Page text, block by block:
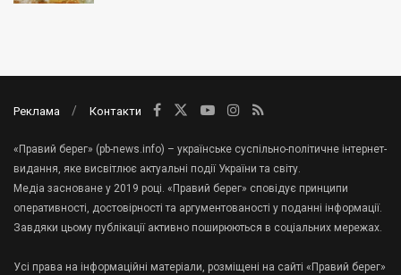
Реклама Контакти
«Правий берег» (pb-news.info) – українське суспільно-політичне інтернет-
видання, яке висвітлює актуальні події України та світу.
Медіа засноване у 2019 році. «Правий берег» сповідує принципи
оперативності, достовірності та аргументованості у поданні інформації.
Завдяки цьому публікації активно поширюються в соціальних мережах.
Усі права на інформаційні матеріали, розміщені на сайті «Правий берег»